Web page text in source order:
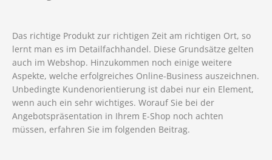
Das richtige Produkt zur richtigen Zeit am richtigen Ort, so
lernt man es im Detailfachhandel. Diese Grundsätze gelten
auch im Webshop. Hinzukommen noch einige weitere
Aspekte, welche erfolgreiches Online-Business auszeichnen.
Unbedingte Kundenorientierung ist dabei nur ein Element,
wenn auch ein sehr wichtiges. Worauf Sie bei der
Angebotspräsentation in Ihrem E-Shop noch achten
müssen, erfahren Sie im folgenden Beitrag.